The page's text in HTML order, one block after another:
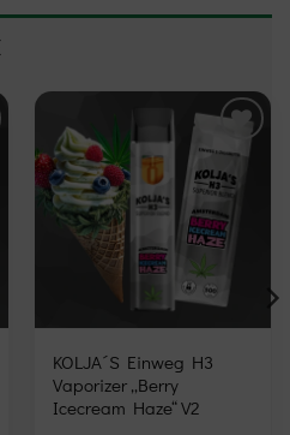
Add to
wishlist
KOLJA´S Einweg H3
Vaporizer „Berry
Icecream Haze“ V2